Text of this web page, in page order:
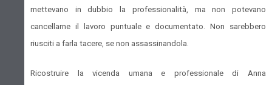
mettevano in dubbio la professionalità, ma non potevano
cancellarne il lavoro puntuale e documentato. Non sarebbero
riusciti a farla tacere, se non assassinandola.
Ricostruire la vicenda umana e professionale di Anna